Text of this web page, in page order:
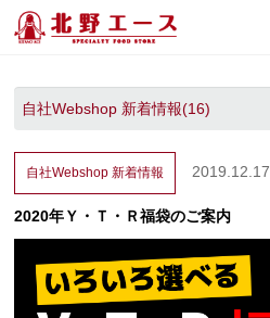
自社Webshop 新着情報 2019.12.17
2020年Ｙ・Ｔ・Ｒ福袋のご案内